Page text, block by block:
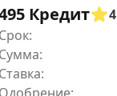
Кредит
4
Срок:
Сумма:
Ставка: